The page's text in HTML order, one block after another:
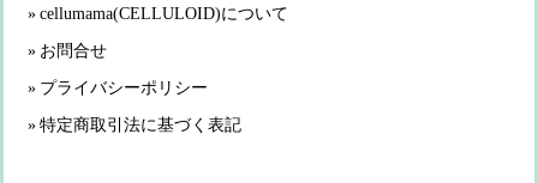
cellumama(CELLULOID)について
お問合せ
プライバシーポリシー
特定商取引法に基づく表記